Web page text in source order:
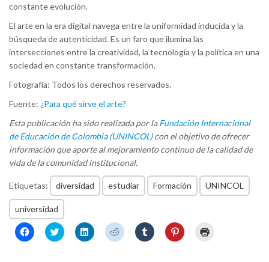
constante evolución.
El arte en la era digital navega entre la uniformidad inducida y la
búsqueda de autenticidad. Es un faro que ilumina las
intersecciones entre la creatividad, la tecnología y la política en una
sociedad en constante transformación.
Fotografía: Todos los derechos reservados.
Fuente: ¿Para qué sirve el arte?
Esta publicación ha sido realizada por laFundación Internacional
de Educación de Colombia (UNINCOL)con el objetivo de ofrecer
información que aporte al mejoramiento continuo de la calidad de
vida de la comunidad institucional.
Etiquetas: diversidad estudiar Formación UNINCOL
universidad
Haz
clic
Haz
clic
Haz
clic
Haz
clic
Haz
clic
Haz
clic